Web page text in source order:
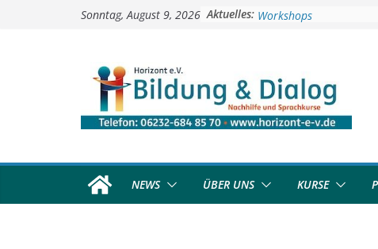
Sonntag, August 9, 2026 Aktuelles: Workshops
NEWS ÜBER UNS KURSE